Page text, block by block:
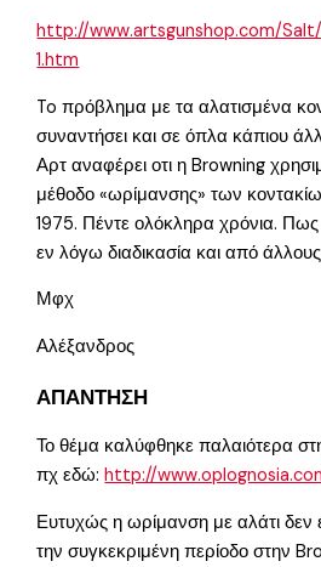
http://www.artsgunshop.com/
1.htm
To πρόβλημα με τα αλατισμένα
συναντήσει και σε όπλα κάπιου
Αρτ αναφέρει οτι η Browning
μέθοδο «ωρίμανσης» των
1975. Πέντε ολόκληρα χρόνια. Πως
εν λόγω διαδικασία και από
Μφχ
Αλέξανδρος
ΑΠΑΝΤΗΣΗ
Το θέμα καλύφθηκε παλαιότερα
πχ εδώ:http://
Ευτυχώς η ωρίμανση με αλάτι
την συγκεκριμένη περίοδο στην